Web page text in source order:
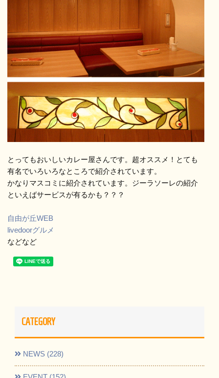
とってもおいしいカレー屋さんです。超オススメ！とても
有名でいろいろなところで紹介されています。
かなりマスコミに紹介されています。ジーラソーレの紹介
といえばサービスが有るかも？？？
自由が丘WEB
livedoorグルメ
などなど
CATEGORY
NEWS (228)